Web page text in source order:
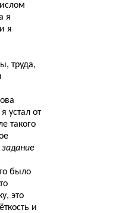
я
я
труда,
устал от
такого
задание
было
это
и